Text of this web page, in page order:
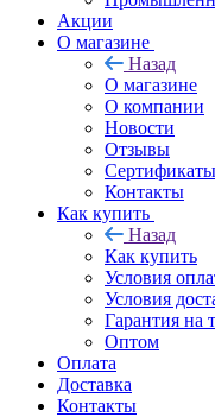
Акции
О магазине
Назад
О магазине
О компании
Новости
Отзывы
Сертификаты
Контакты
Как купить
Назад
Как купить
Условия
Условия
Гарантия на
Оптом
Оплата
Доставка
Контакты